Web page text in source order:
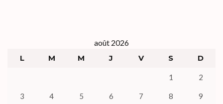
août 2026
L
M M J V S D
1 2
3 4 5 6 7 8 9